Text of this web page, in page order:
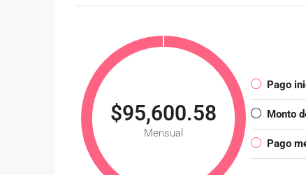
$95,600.58
Mensual
Pago
Monto
Pago